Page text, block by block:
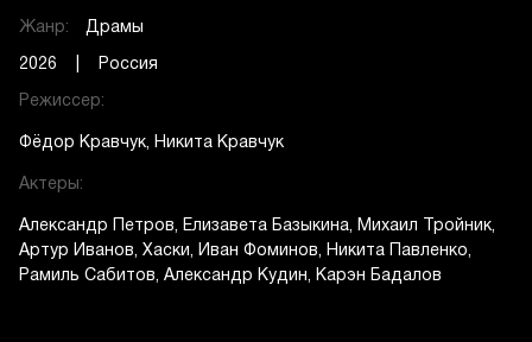
Жанр: Драмы
2026 | Россия
Режиссер:
Фёдор Кравчук Никита Кравчук
Актеры:
Александр Петров Елизавета Базыкина
Михаил Тройник
Артур Иванов
Хаски Иван Фоминов
Никита Павленко
Рамиль Сабитов
Александр Кудин Карэн Бадалов